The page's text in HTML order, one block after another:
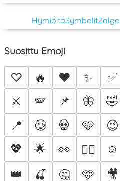
HymiöitäSymbolit
Suosittu Emoji
♡ 🔥 ❤️ ✨ ✅
⚔️
🪽 📌 🦋 🤣
📍
🥲 💀 🩷 😉
💖
🌟 👀 ❤️‍🔥 ☺️
👑
🍒 🤔 🩵 🎥